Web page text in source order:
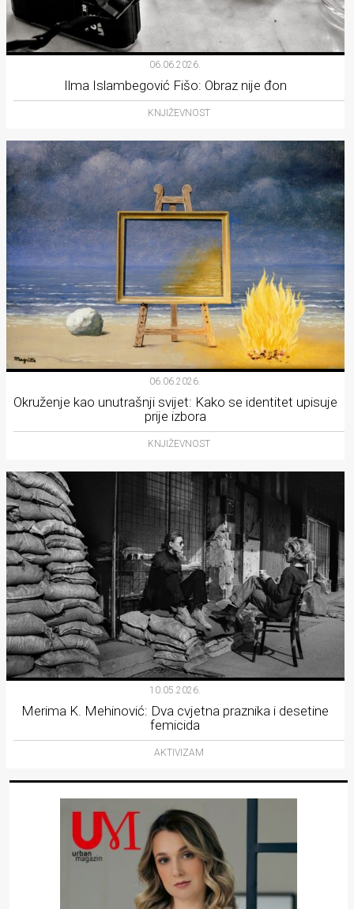
06.06.2026.
Ilma Islambegović Fišo: Obraz nije đon
KNJIŽEVNOST
06.06.2026.
Okruženje kao unutrašnji svijet: Kako se identitet upisuje
prije izbora
KNJIŽEVNOST
10.05.2026.
Merima K. Mehinović: Dva cvjetna praznika i desetine
femicida
AKTIVIZAM